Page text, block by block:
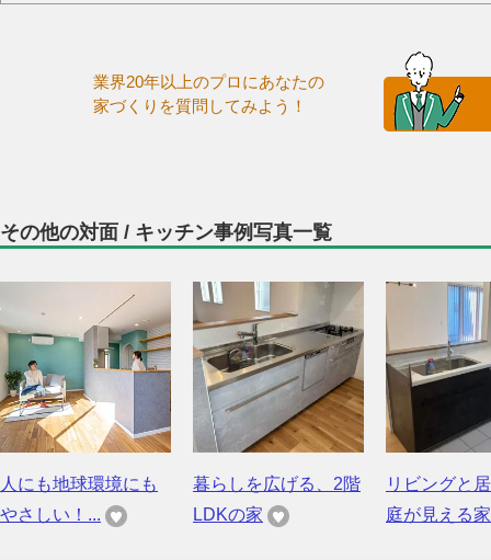
業界20年以上のプロにあなたの
家づくりを質問してみよう！
その他の対面 / キッチン事例写真一覧
人にも地球環境にも
やさしい！...
暮らしを広げる、2階
LDKの家
リビングと
庭が見える家